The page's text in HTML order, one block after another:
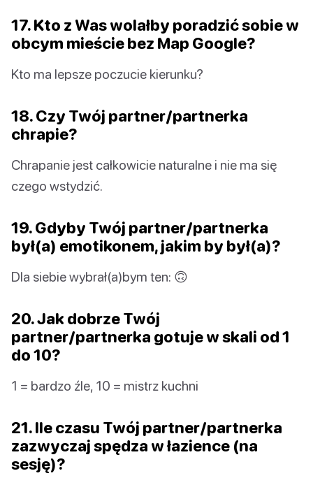
17. Kto z Was wolałby poradzić sobie w
obcym mieście bez Map Google?
Kto ma lepsze poczucie kierunku?
18. Czy Twój partner/partnerka
chrapie?
Chrapanie jest całkowicie naturalne i nie ma się
czego wstydzić.
19. Gdyby Twój partner/partnerka
był(a) emotikonem, jakim by był(a)?
Dla siebie wybrał(a)bym ten: 🙃
20. Jak dobrze Twój
partner/partnerka gotuje w skali od 1
do 10?
1 = bardzo źle, 10 = mistrz kuchni
21. Ile czasu Twój partner/partnerka
zazwyczaj spędza w łazience (na
sesję)?